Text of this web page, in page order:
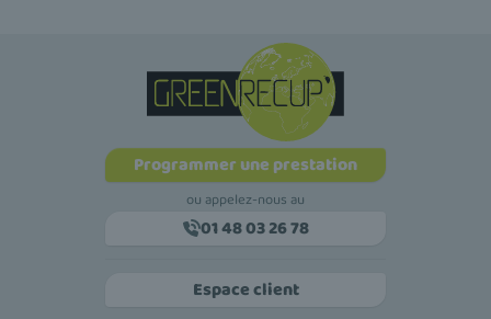
Programmer une prestation
ou appelez-nous au
01 48 03 26 78
Espace client